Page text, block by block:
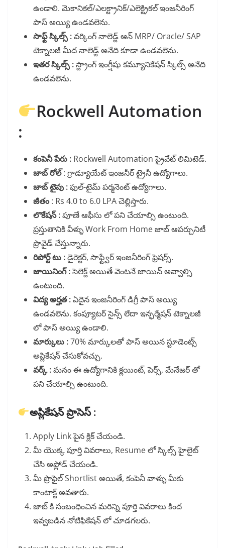
ఉండాలి. మెకానికల్/ఎలక్ట్రానిక్/ఎలెక్ట్రికల్ ఇంజనీరింగ్
పాస్ అయ్యి ఉండవలెను.
సాఫ్ట్ స్కిల్స్ :వర్కింగ్ నాలెడ్జ్ ఆన్ MRP/ Oracle/ SAP
టెక్నాలజీ మీద నాలెడ్జ్ అనేది కూడా ఉండవలెను.
ఇతర స్కిల్స్ :స్ట్రాంగ్ ఇంగ్షీషు కమ్యూనికేషన్ స్కిల్స్ అనేది
ఉండవలెను.
Rockwell Automation
:
కంపెనీ పేరు : Rockwell Automation ప్రైవేట్ లిమిటెడ్.
జాబ్ రోల్: గ్రాడ్యూయేట్ ఇంజనీర్ ట్రైనీ ఉద్యోగాలు.
జాబ్ టైపు :ఫుల్-టైమ్ పర్మనెంట్ ఉద్యోగాలు.
జీతం: Rs 4.0 to 6.0 LPA చెల్లిస్తారు.
లొకేషన్ :పూణే ఆఫీసు లో పని చేయాల్సి ఉంటుంది.
ప్రస్తుతానికి వీళ్ళు Work From Home జాబ్ ఆపర్చునిటీ
ప్రొవైడ్ చేస్తున్నారు.
రిపోర్ట్ టు :డైరెక్టర్, సాఫ్ట్వేర్ ఇంజనీరింగ్ ఫ్రెషర్స్.
జాయినింగ్ :సెలెక్ట్ అయితే వెంటనే జాయిన్ అవ్వాల్సి
ఉంటుంది.
విద్య అర్హత :ఏదైన ఇంజనీరింగ్ డిగ్రీ పాస్ అయ్యి
ఉండవలెను. కంప్యూటర్ సైన్స్ లేదా ఇన్ఫర్మేషన్ టెక్నాలజీ
లో పాస్ అయ్యి ఉండాలి.
మార్కులు :70% మార్కులతో పాస్ అయిన స్టూడెంట్స్
అప్లికేషన్ చేసుకోవచ్చు.
వర్క్ :మనం ఈ ఉద్యోగానికి క్లయింట్, పెర్స్, మేనేజర్ తో
పని చేయాల్సి ఉంటుంది.
అప్లికేషన్ ప్రాసెస్ :
Apply Link పైన క్లిక్ చేయండి.
మీ యొక్క పూర్తి వివరాలు, Resume లో స్కిల్స్ హైలైట్
చేసి అప్లోడ్ చేయండి.
మీ ప్రొఫైల్ Shortlist అయితే, కంపెనీ వాళ్ళు మీకు
కాంటాక్ట్ అవతారు.
జాబ్ కి సంబంధించిన మరిన్ని పూర్తి వివరాలు కింద
ఇవ్వబడిన నోటిఫికేషన్ లో చూడగలరు.